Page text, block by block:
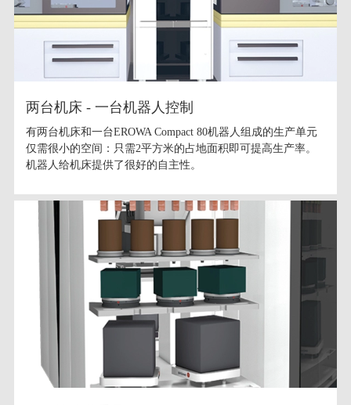
两台机床 - 一台机器人控制
有两台机床和一台EROWA Compact 80机器人组成的生产单元
仅需很小的空间：只需2平方米的占地面积即可提高生产率。
机器人给机床提供了很好的自主性。